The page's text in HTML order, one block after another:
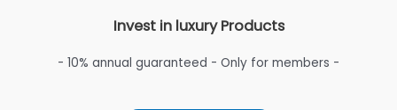
Invest in luxury Products
- 10% annual guaranteed - Only for members -